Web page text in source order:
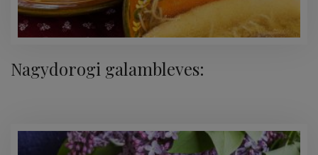
Nagydorogi galambleves: